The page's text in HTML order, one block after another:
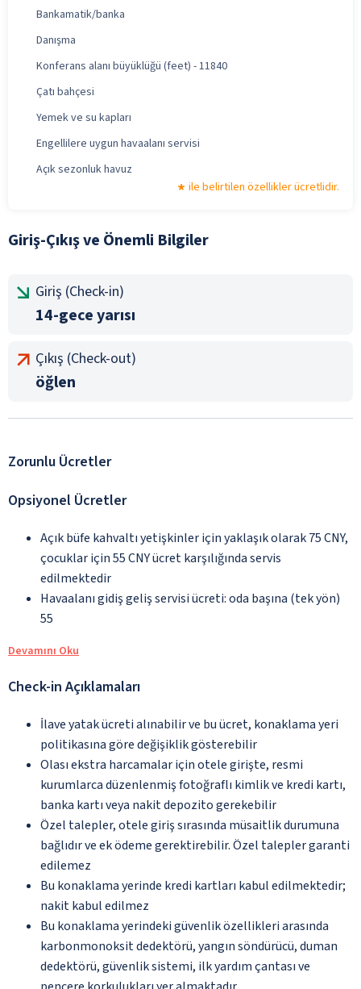
Bankamatik/banka
Danışma
Konferans alanı büyüklüğü (feet) - 11840
Çatı bahçesi
Yemek ve su kapları
Engellilere uygun havaalanı servisi
Açık sezonluk havuz
ile belirtilen özellikler ücretlidir.
Giriş-Çıkış ve Önemli Bilgiler
Giriş (Check-in)
14-gece yarısı
Çıkış (Check-out)
öğlen
Zorunlu Ücretler
Opsiyonel Ücretler
Açık büfe kahvaltı yetişkinler için yaklaşık olarak 75 CNY,
çocuklar için 55 CNY ücret karşılığında servis
edilmektedir
Havaalanı gidiş geliş servisi ücreti: oda başına (tek yön)
55
Devamını Oku
Check-in Açıklamaları
İlave yatak ücreti alınabilir ve bu ücret, konaklama yeri
politikasına göre değişiklik gösterebilir
Olası ekstra harcamalar için otele girişte, resmi
kurumlarca düzenlenmiş fotoğraflı kimlik ve kredi kartı,
banka kartı veya nakit depozito gerekebilir
Özel talepler, otele giriş sırasında müsaitlik durumuna
bağlıdır ve ek ödeme gerektirebilir. Özel talepler garanti
edilemez
Bu konaklama yerinde kredi kartları kabul edilmektedir;
nakit kabul edilmez
Bu konaklama yerindeki güvenlik özellikleri arasında
karbonmonoksit dedektörü, yangın söndürücü, duman
dedektörü, güvenlik sistemi, ilk yardım çantası ve